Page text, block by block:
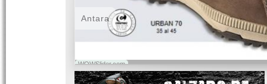
WOWSlider.com
Antara